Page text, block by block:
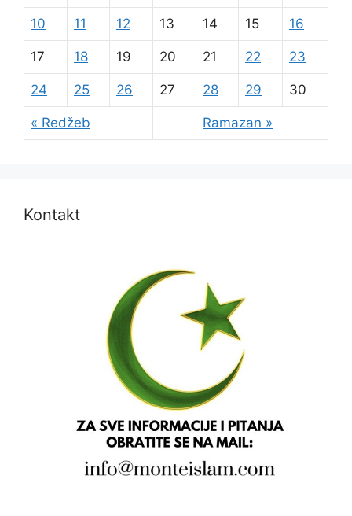
« Redžeb Ramazan »
10 11 12 13 14 15 16
17 18 19 20 21 22 23
24 25 26 27 28 29 30
Kontakt